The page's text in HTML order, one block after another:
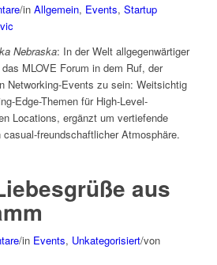
/in Allgemein, Events, Startup
Nebraska: In der Welt allgegenwärtiger
MLOVE Forum in dem Ruf, der
Networking-Events zu sein: Weitsichtig
Edge-Themen für High-Level-
Locations, ergänzt um vertiefende
freundschaftlicher Atmosphäre.
aus
/in Events, Unkategorisiert/von